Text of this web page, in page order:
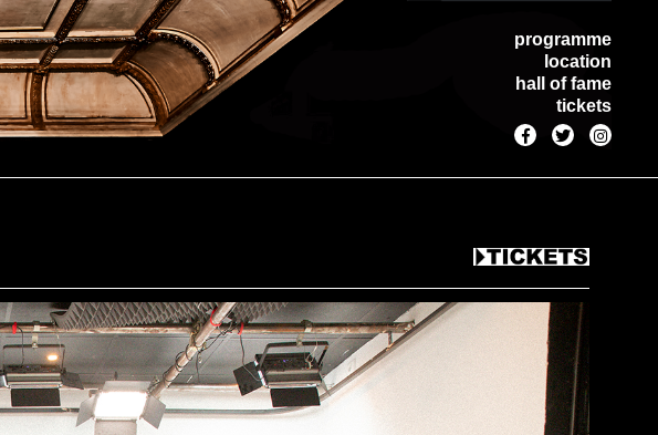
programme
location
hall of fame
tickets